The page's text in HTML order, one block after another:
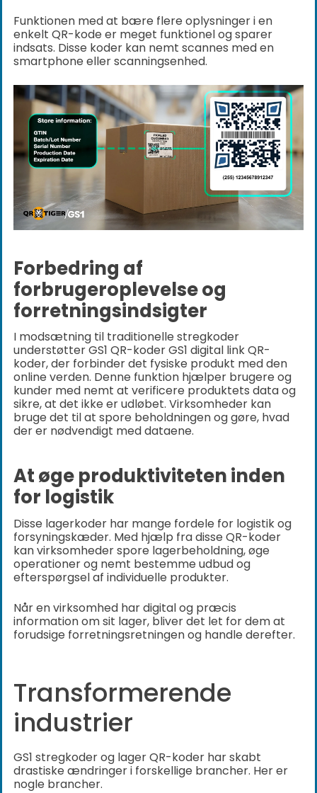
Funktionen med at bære flere oplysninger i en
enkelt QR-kode er meget funktionel og sparer
indsats. Disse koder kan nemt scannes med en
smartphone eller scanningsenhed.
Forbedring af
forbrugeroplevelse og
forretningsindsigter
I modsætning til traditionelle stregkoder
understøtter GS1 QR-koder GS1 digital link QR-
koder, der forbinder det fysiske produkt med den
online verden. Denne funktion hjælper brugere og
kunder med nemt at verificere produktets data og
sikre, at det ikke er udløbet. Virksomheder kan
bruge det til at spore beholdningen og gøre, hvad
der er nødvendigt med dataene.
At øge produktiviteten inden
for logistik
Disse lagerkoder har mange fordele for logistik og
forsyningskæder. Med hjælp fra disse QR-koder
kan virksomheder spore lagerbeholdning, øge
operationer og nemt bestemme udbud og
efterspørgsel af individuelle produkter.
Når en virksomhed har digital og præcis
information om sit lager, bliver det let for dem at
forudsige forretningsretningen og handle derefter.
Transformerende
industrier
GS1 stregkoder og lager QR-koder har skabt
drastiske ændringer i forskellige brancher. Her er
nogle brancher.